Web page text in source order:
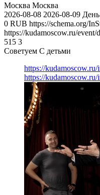
Москва Москва
2026-08-08 2026-08-09
0 RUB https://schema.org/
https://kudamoscow.ru/
515 3
Советуем С детьми
https://
https://